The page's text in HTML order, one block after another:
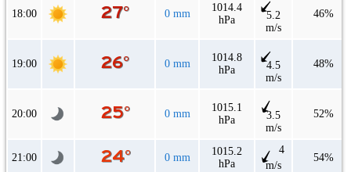
18:00 0 mm
1014.4
hPa
5.2
m/s
46%
19:00 0 mm
1014.8
hPa
4.5
m/s
48%
20:00 0 mm
1015.1
hPa
3.5
m/s
52%
21:00 0 mm
1015.2
hPa
4
m/s
54%